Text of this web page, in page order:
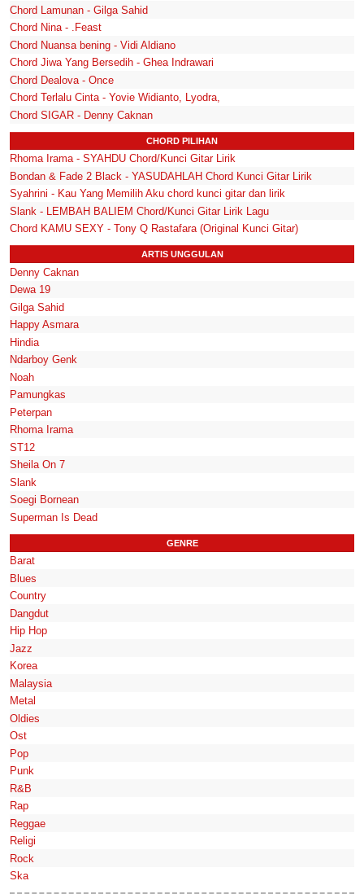
Chord Lamunan - Gilga Sahid
Chord Nina - .Feast
Chord Nuansa bening - Vidi Aldiano
Chord Jiwa Yang Bersedih - Ghea Indrawari
Chord Dealova - Once
Chord Terlalu Cinta - Yovie Widianto, Lyodra,
Chord SIGAR - Denny Caknan
CHORD PILIHAN
Rhoma Irama - SYAHDU Chord/Kunci Gitar Lirik
Bondan & Fade 2 Black - YASUDAHLAH Chord Kunci Gitar Lirik
Syahrini - Kau Yang Memilih Aku chord kunci gitar dan lirik
Slank - LEMBAH BALIEM Chord/Kunci Gitar Lirik Lagu
Chord KAMU SEXY - Tony Q Rastafara (Original Kunci Gitar)
ARTIS UNGGULAN
Denny Caknan
Dewa 19
Gilga Sahid
Happy Asmara
Hindia
Ndarboy Genk
Noah
Pamungkas
Peterpan
Rhoma Irama
ST12
Sheila On 7
Slank
Soegi Bornean
Superman Is Dead
GENRE
Barat
Blues
Country
Dangdut
Hip Hop
Jazz
Korea
Malaysia
Metal
Oldies
Ost
Pop
Punk
R&B
Rap
Reggae
Religi
Rock
Ska